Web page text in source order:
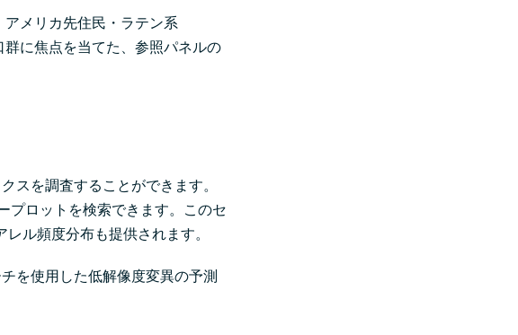
メリカ先住民・ラテン系
群に焦点を当てた、参照パネルの
スを調査することができます。
プロットを検索できます。このセ
ル頻度分布も提供されます。
を使用した低解像度変異の予測